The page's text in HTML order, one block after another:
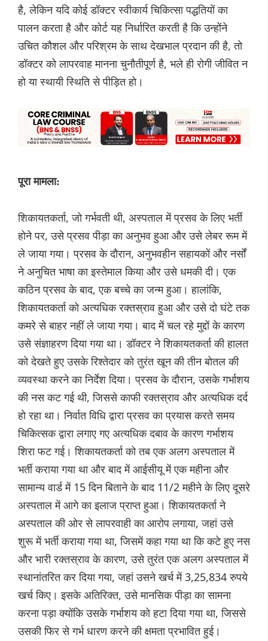
है, लेकिन यदि कोई डॉक्टर स्वीकार्य चिकित्सा पद्धतियों का
पालन करता है और कोर्ट यह निर्धारित करती है कि उन्होंने
उचित कौशल और परिश्रम के साथ देखभाल प्रदान की है, तो
डॉक्टर को लापरवाह मानना चुनौतीपूर्ण है, भले ही रोगी जीवित न
हो या स्थायी स्थिति से पीड़ित हो।
पूरा मामला:
शिकायतकर्ता, जो गर्भवती थी, अस्पताल में प्रसव के लिए भर्ती
होने पर, उसे प्रसव पीड़ा का अनुभव हुआ और उसे लेबर रूम में
ले जाया गया। प्रसव के दौरान, अनुभवहीन सहायकों और नर्सों
ने अनुचित भाषा का इस्तेमाल किया और उसे धमकी दी। एक
कठिन प्रसव के बाद, एक बच्चे का जन्म हुआ। हालांकि,
शिकायतकर्ता को अत्यधिक रक्तस्राव हुआ और उसे दो घंटे तक
कमरे से बाहर नहीं ले जाया गया। बाद में चल रहे मुद्दों के कारण
उसे संज्ञाहरण दिया गया था। डॉक्टर ने शिकायतकर्ता की हालत
को देखते हुए उसके रिश्तेदार को तुरंत खून की तीन बोतल की
व्यवस्था करने का निर्देश दिया। प्रसव के दौरान, उसके गर्भाशय
की नस कट गई थी, जिससे काफी रक्तस्राव और अत्यधिक दर्द
हो रहा था। निर्वात विधि द्वारा प्रसव का प्रयास करते समय
चिकित्सक द्वारा लगाए गए अत्यधिक दबाव के कारण गर्भाशय
शिरा फट गई। शिकायतकर्ता को तब एक अलग अस्पताल में
भर्ती कराया गया था और बाद में आईसीयू में एक महीना और
सामान्य वार्ड में 15 दिन बिताने के बाद 11/2 महीने के लिए दूसरे
अस्पताल में आगे का इलाज प्राप्त हुआ। शिकायतकर्ता ने
अस्पताल की ओर से लापरवाही का आरोप लगाया, जहां उसे
शुरू में भर्ती कराया गया था, जिसमें कहा गया था कि कटे हुए नस
और भारी रक्तस्राव के कारण, उसे तुरंत एक अलग अस्पताल में
स्थानांतरित कर दिया गया, जहां उसने खर्च में 3,25,834 रुपये
खर्च किए। इसके अतिरिक्त, उसे मानसिक पीड़ा का सामना
करना पड़ा क्योंकि उसके गर्भाशय को हटा दिया गया था, जिससे
उसकी फिर से गर्भ धारण करने की क्षमता प्रभावित हुई।